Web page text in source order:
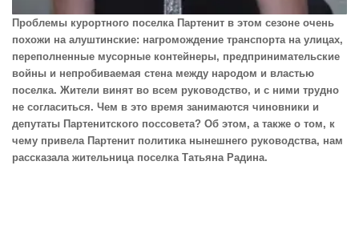
Проблемы курортного поселка Партенит в этом сезоне очень
похожи на алуштинские: нагромождение транспорта на улицах,
переполненные мусорные контейнеры, предпринимательские
войны и непробиваемая стена между народом и властью
поселка. Жители винят во всем руководство, и с ними трудно
не согласиться. Чем в это время занимаются чиновники и
депутаты Партенитского поссовета? Об этом, а также о том, к
чему привела Партенит политика нынешнего руководства, нам
рассказала жительница поселка Татьяна Радина.